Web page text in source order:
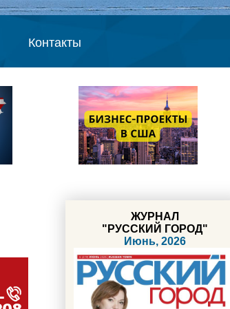
Контакты
ЖУРНАЛ
"РУССКИЙ ГОРОД"
Июнь, 2026